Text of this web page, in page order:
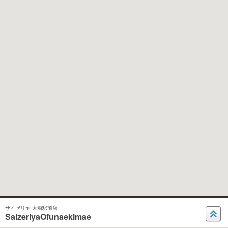
サイゼリヤ 大船駅前店
SaizeriyaOfunaekimae